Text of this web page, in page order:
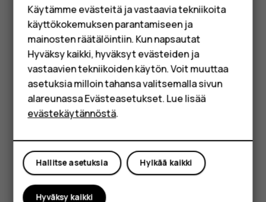
Lisävarusteet
HMD Terra M
Yrityksille
Tabletit
Shop
Googlen puhehakua. Esitä kysymyksesi ja vapauta
näppäin. Näet Googlen vastauksen puhelimen
näytössä.
Poista Google Assistant -näppäin käytöstä
Jos haluat poistaa Google Assistant -näppäimen käytöstä,
napautaAsetukset>Järjestelmä>Eleet>Google
Assistant -painikeja poista
Käytämme evästeitä ja vastaavia tekniikoita
käyttökokemuksen parantamiseen ja
mainosten räätälöintiin. Kun napsautat
Hyväksy kaikki, hyväksyt evästeiden ja
vastaavien tekniikoiden käytön. Voit muuttaa
asetuksia milloin tahansa valitsemalla sivun
alareunassa Evästeasetukset. Lue lisää
evästekäytännöstä.
Hylkää kaikki
Hallitse asetuksia
Hyväksy kaikki